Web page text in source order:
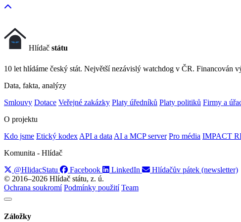
Hlídač státu
10 let hlídáme český stát. Největší nezávislý watchdog v ČR. Financován
Data, fakta, analýzy
Smlouvy Dotace Veřejné zakázky Platy úředníků Platy politiků Firmy a
O projektu
Kdo jsme Etický kodex API a data AI a MCP server Pro média IMPACT
Komunita - Hlídač
@HlidacStatu
Facebook LinkedIn
Hlídačův pátek (newsletter)
© 2016–2026 Hlídač státu, z. ú.
Ochrana soukromí Podmínky použití Team
Záložky